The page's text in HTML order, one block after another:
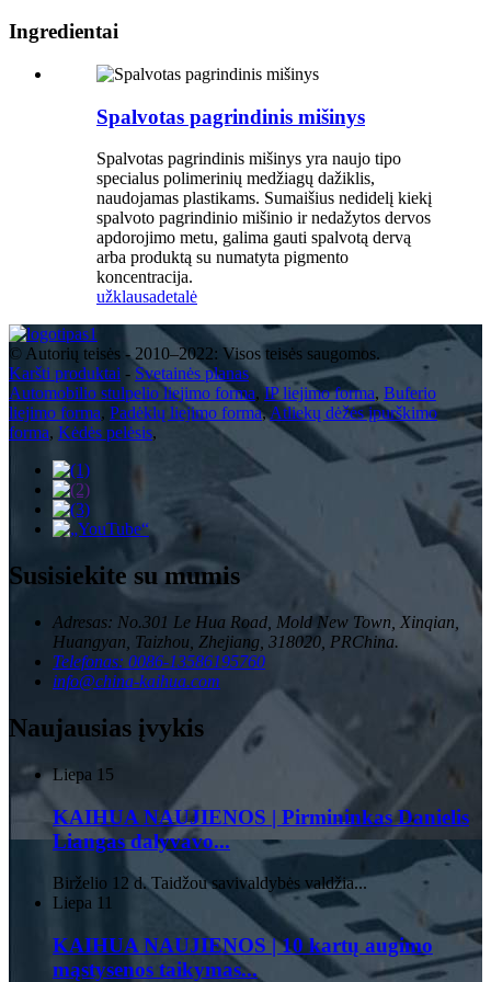
Ingredientai
Spalvotas pagrindinis mišinys
Spalvotas pagrindinis mišinys yra naujo tipo
specialus polimerinių medžiagų dažiklis,
naudojamas plastikams. Sumaišius nedidelį kiekį
spalvoto pagrindinio mišinio ir nedažytos dervos
apdorojimo metu, galima gauti spalvotą dervą
arba produktą su numatyta pigmento
koncentracija.
užklausadetalė
© Autorių teisės - 2010–2022: Visos teisės saugomos.
Karšti produktai - Svetainės planas
Automobilio stulpelio liejimo forma, IP liejimo forma, Buferio
liejimo forma, Padėklų liejimo forma, Atliekų dėžės įpurškimo
forma, Kėdės pelėsis,
Susisiekite su mumis
Adresas: No.301 Le Hua Road, Mold New Town, Xinqian,
Huangyan, Taizhou, Zhejiang, 318020, PRChina.
Telefonas: 0086-13586195760
info@china-kaihua.com
Naujausias įvykis
Liepa 15
KAIHUA NAUJIENOS | Pirmininkas Danielis
Liangas dalyvavo...
Birželio 12 d. Taidžou savivaldybės valdžia...
Liepa 11
KAIHUA NAUJIENOS | 10 kartų augimo
mąstysenos taikymas...